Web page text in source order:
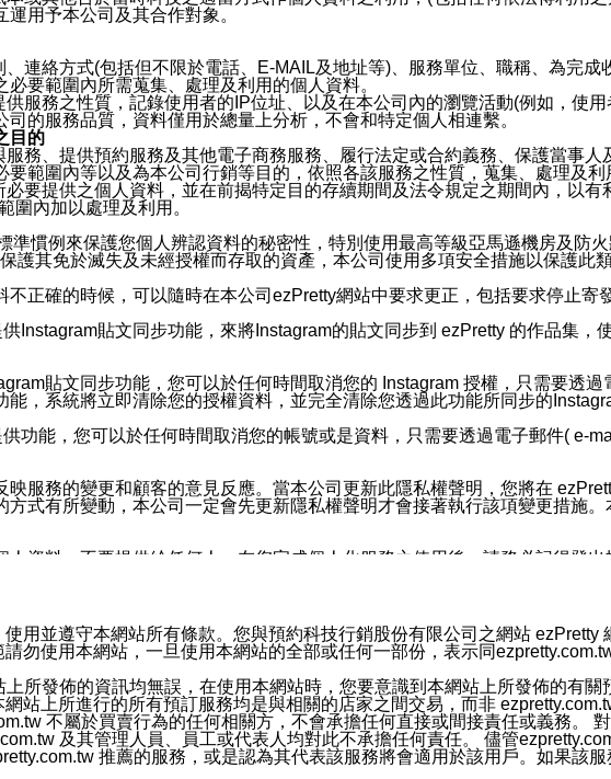
用予本公司及其合作對象。
連絡方式(包括但不限於電話、E-MAIL及地址等)、服務單位、職稱、為完
要範圍內所需蒐集、處理及利用的個人資料。
服務之性質，記錄使用者的IP位址、以及在本公司內的瀏覽活動(例如，使
的服務品質，資料僅用於總量上分析，不會和特定個人相連繫。
目的
務、提供預約服務及其他電子商務服務、履行法定或合約義務、保護當事
範圍內等以及為本公司行銷等目的，依照各該服務之性質，蒐集、處理及利
要提供之個人資料，並在前揭特定目的存續期間及法令規定之期間內，以
圍內加以處理及利用。
準慣例來保護您個人辨認資料的秘密性，特別使用最高等級亞馬遜機房及防
護其免於滅失及未經授權而存取的資產，本公司使用多項安全措施以保護此
正確的時候，可以隨時在本公司ezPretty網站中要求更正，包括要求停止寄
Instagram貼文同步功能，來將Instagram的貼文同步到 ezPretty 的作品集
貼文同步功能，您可以於任何時間取消您的 Instagram 授權，只需要透
，系統將立即清除您的授權資料，並完全清除您透過此功能所同步的
功能，您可以於任何時間取消您的帳號或是資料，只需要透過電子郵件( e-
服務的變更和顧客的意見反應。當本公司更新此隱私權聲明，您將在
方式有所變動，本公司一定會先更新隱私權聲明才會接著執行該項變更措施
資料，不要提供給任何人。在您完成個人化服務之使用後，請務必記得登
或進入所機關管理區。
地址與您取得聯絡並傳送或宣傳本網站各項服務之資料或電子郵件供您參
訊息給您。即使未加入本公司/本服務好友，您仍可接收到通知型訊息。
有效且重要的訊息為限，以廣告或其他目的的訊息皆不會被傳送。滿足以下
服務所傳來的電話號碼比對相符。
同意接收通知型訊息。
方帳號。
用並遵守本網站所有條款。您與預約科技行銷股份有限公司之網站
勿使用本網站，一旦使用本網站的全部或任何一部份，表示同
所發佈的資訊均無誤，在使用本網站時，您要意識到本網站上所發佈的有
站上所進行的所有預訂服務均是與相關的店家之間交易，而非
不屬於買賣行為的任何相關方，不會承擔任何直接或間接責任或義務。
及其管理人員、員工或代表人均對此不承擔任何責任。 儘管
推薦的服務，或是認為其代表該服務將會適用於該用戶。如果該